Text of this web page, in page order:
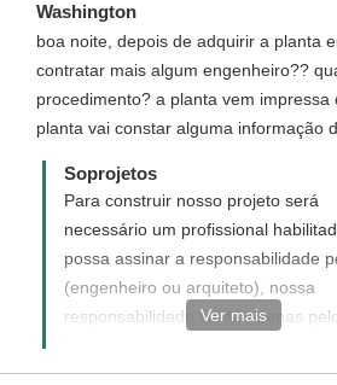
Washington
boa noite, depois de adquirir a planta
contratar mais algum engenheiro??
procedimento? a planta vem impressa
planta vai constar alguma informação
Soprojetos
Para construir nosso projeto será
necessário um profissional
possa assinar a responsabilidade
(engenheiro ou arquiteto), nossa
responsabilidade se dá apenas
para Registro na maioria dos
Ver mais